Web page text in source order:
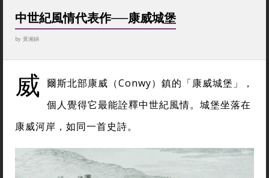
中世紀風情代表作──康威城堡
by 黃湘娟
威 爾斯北部康威（Conwy）鎮的「康威城堡」，
個人覺得它最能詮釋中世紀風情。城堡坐落在
康威河岸，如同一首史詩。